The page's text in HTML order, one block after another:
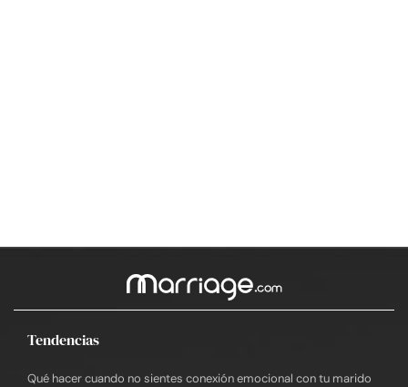
Tendencias
Qué hacer cuando no sientes conexión emocional con tu marido